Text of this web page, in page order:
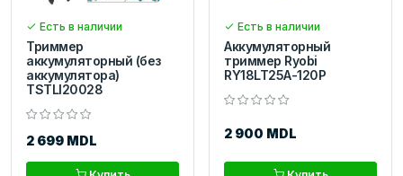
Есть в наличии
Триммер
аккумуляторный (без
аккумулятора)
TSTLI20028
2 699 MDL
Есть в наличии
Аккумуляторный
триммер Ryobi
RY18LT25A-120P
2 900 MDL